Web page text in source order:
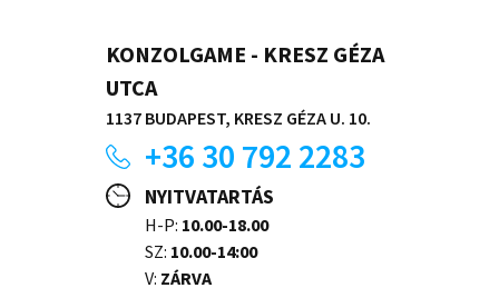
KONZOLGAME - KRESZ GÉZA
UTCA
1137 BUDAPEST, KRESZ GÉZA U. 10.
+36 30 792 2283
NYITVATARTÁS
H-P: 10.00-18.00
SZ: 10.00-14:00
V: ZÁRVA